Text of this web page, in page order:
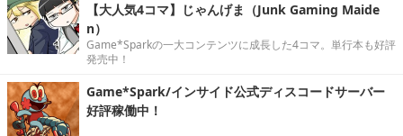
【大人気4コマ】じゃんげま（Junk Gaming Maide
n）
Game*Sparkの一大コンテンツに成長した4コマ。単行本も好評
発売中！
Game*Spark/インサイド公式ディスコードサーバー
好評稼働中！